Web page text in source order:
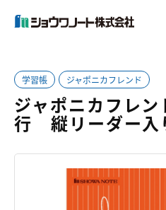
学習帳 ジャポニカフレンド
ジャポニカフレ
行 縦リーダー入